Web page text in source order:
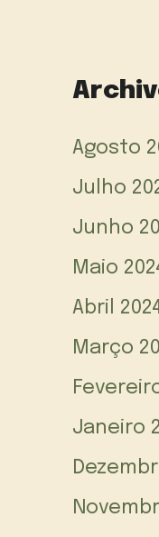
Agosto
Julho
Junho
Maio
Abril
Março
Janeiro